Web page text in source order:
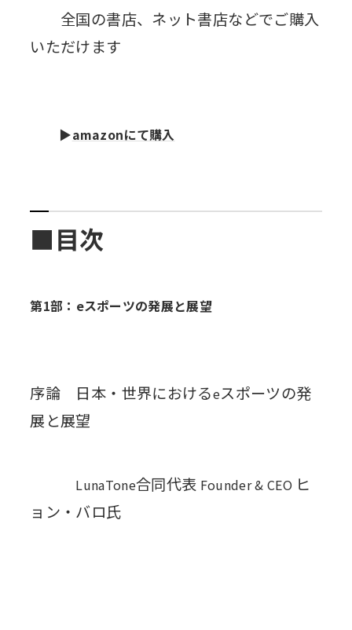
全国の書店、ネット書店などでご購入
いただけます
▶amazonにて購入
■目次
第1部：eスポーツの発展と展望
序論 日本・世界におけるeスポーツの発
展と展望
LunaTone合同代表 Founder & CEO ヒ
ョン・バロ氏